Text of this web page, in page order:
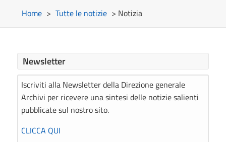
Home > Tutte le notizie > Notizia
Newsletter
Iscriviti alla Newsletter della Direzione generale
Archivi per ricevere una sintesi delle notizie salienti
pubblicate sul nostro sito.
CLICCA QUI